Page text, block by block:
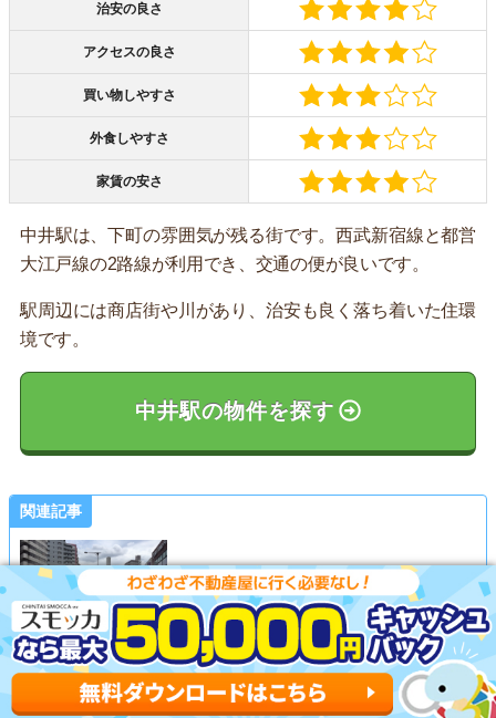
治安の良さ
アクセスの良さ
買い物しやすさ
外食しやすさ
家賃の安さ
中井駅は、下町の雰囲気が残る街です。西武新宿線と都営
大江戸線の2路線が利用でき、交通の便が良いです。
駅周辺には商店街や川があり、治安も良く落ち着いた住環
境です。
中井駅の物件を探す
関連記事
中井駅の住みやすさ詳細はこちら
記事を読む ▶